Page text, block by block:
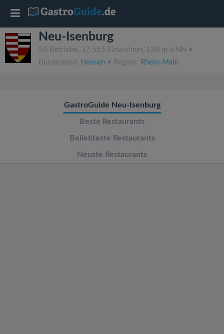
Neu-Isenburg
50 Betriebe, 37.565 Einwohner, 130 m ü.NN •
Bundesland: Hessen • Region: Rhein-Main
GastroGuide Neu-Isenburg
Beste Restaurants
Beliebteste Restaurants
Neuste Restaurants
T
o
g